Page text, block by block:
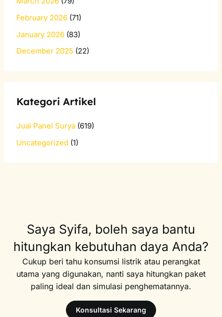
February 2026 (71)
January 2026 (83)
December 2025 (22)
Kategori Artikel
Jual Panel Surya (619)
Uncategorized (1)
Saya Syifa, boleh saya bantu
hitungkan kebutuhan daya Anda?
Cukup beri tahu konsumsi listrik atau perangkat
utama yang digunakan, nanti saya hitungkan paket
paling ideal dan simulasi penghematannya.
Konsultasi Sekarang